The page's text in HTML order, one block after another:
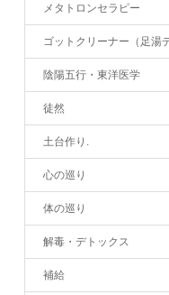
メタトロンセラピー
ゴットクリーナー（足湯
陰陽五行・東洋医学
徒然
土台作り.
心の巡り
体の巡り
解毒・デトックス
補給